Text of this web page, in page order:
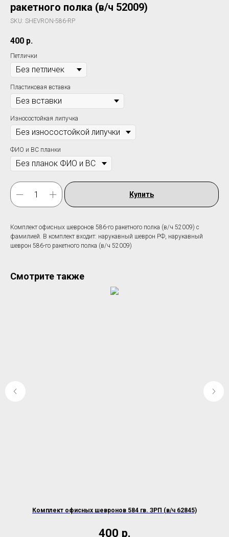
ракетного полка (в/ч 52009)
SKU: SHEVRON-586-RP
400 р.
Петлички
Пластиковая вставка
Износостойкая липучка
ФИО и ВС планки
Купить
Комплект офисных шевронов 586-го ракетного полка (в/ч 52009) c
фамилией. В комплект входит: нарукавный шеврон РФ, нарукавный
шеврон 586-го ракетного полка (в/ч 52009)
Смотрите также
Комплект офисных шевронов 584 гв. ЗРП (в/ч 62845)
400 р.